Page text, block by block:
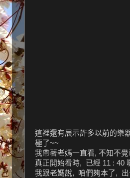
這裡還有展示許多以前的樂
極了~~
我帶著老媽一直看, 不知不
真正開始看時, 已經 11 : 40
我跟老媽說, 咱們夠本了,